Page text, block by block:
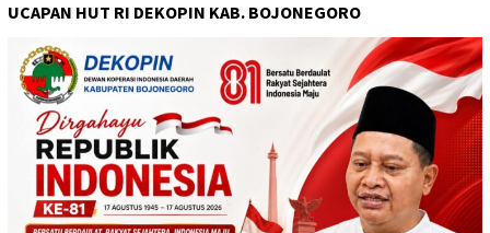
UCAPAN HUT RI DEKOPIN KAB. BOJONEGORO